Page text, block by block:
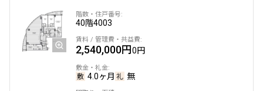
40階4003
2,540,000円0円
4.0ヶ月 無